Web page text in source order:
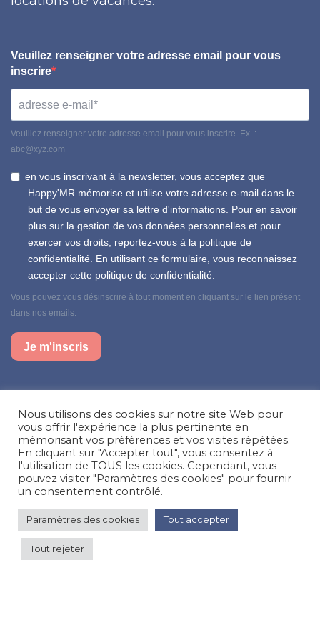
Veuillez renseigner votre adresse email pour vous
inscrire
Veuillez renseigner votre adresse email pour vous inscrire. Ex. :
abc@xyz.com
en vous inscrivant à la newsletter, vous acceptez que
Happy'MR mémorise et utilise votre adresse e-mail dans le
but de vous envoyer sa lettre d'informations. Pour en savoir
plus sur la gestion de vos données personnelles et pour
exercer vos droits, reportez-vous à la politique de
confidentialité. En utilisant ce formulaire, vous reconnaissez
accepter cette politique de confidentialité.
Vous pouvez vous désinscrire à tout moment en cliquant sur le lien présent
dans nos emails.
Je m'inscris
Facebook
Instagram
LinkedIn
Besoin d’aide, une question ?
Nous contacter
© Happy'MR - Tous droits réservés - Une création
Nous utilisons des cookies sur notre site Web pour
vous offrir l'expérience la plus pertinente en
mémorisant vos préférences et vos visites répétées.
En cliquant sur "Accepter tout", vous consentez à
l'utilisation de TOUS les cookies. Cependant, vous
pouvez visiter "Paramètres des cookies" pour fournir
un consentement contrôlé.
Paramètres des cookies Tout accepter
Tout rejeter
pour 1 seule nuit. 180 €
par nuit